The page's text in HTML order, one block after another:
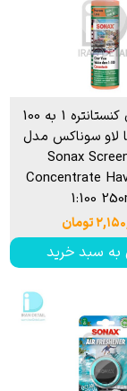
شیشه شوی کنستانتره 1 به 100
لاو سوناکس مدل
Sonax
Concentrate
1:100
تومان
به سبد خرید